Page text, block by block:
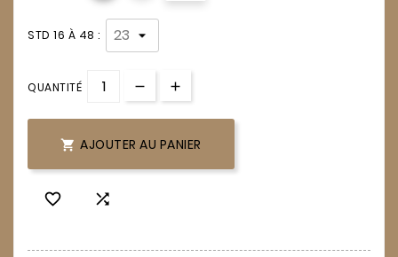
STD 16 À 48 :
QUANTITÉ
 AJOUTER AU PANIER
 